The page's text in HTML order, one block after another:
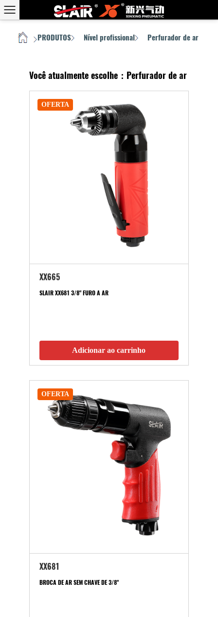
CASA/ PRODUTOS Nível profissional Perfurador de ar
Você atualmente escolhe：Perfurador de ar
OFERTA
XX665
SLAIR XX681 3/8" FURO A AR
Adicionar ao carrinho
OFERTA
XX681
BROCA DE AR SEM CHAVE DE 3/8"